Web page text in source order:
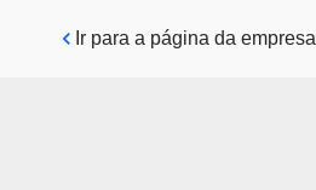
Pular para o conteúdo principal
Ir para a página da empresa